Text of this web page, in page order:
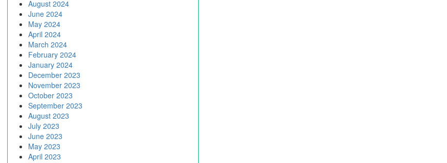
August 2024
June 2024
May 2024
April 2024
March 2024
February 2024
January 2024
December 2023
November 2023
October 2023
September 2023
August 2023
July 2023
June 2023
May 2023
April 2023